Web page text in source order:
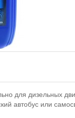
для дизельных
автобус или